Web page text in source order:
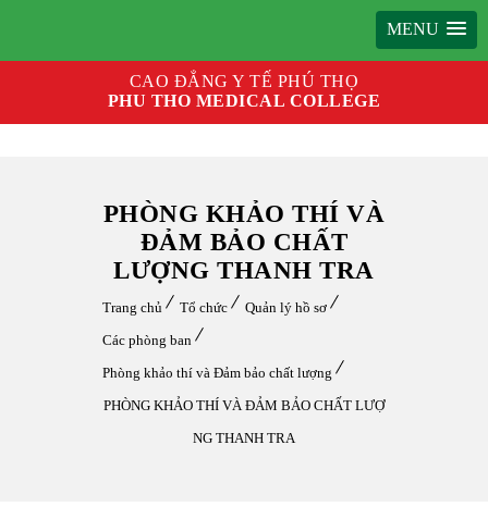
MENU
CAO ĐẲNG Y TẾ PHÚ THỌ
PHU THO MEDICAL COLLEGE
PHÒNG KHẢO THÍ VÀ
ĐẢM BẢO CHẤT
LƯỢNG THANH TRA
Trang chủ Tổ chức
Quản lý hồ sơ
Các phòng ban
Phòng khảo thí và Đảm bảo chất lượng
PHÒNG KHẢO THÍ VÀ ĐẢM BẢO CHẤT LƯỢ
NG THANH TRA